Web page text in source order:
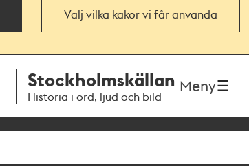
Välj vilka kakor vi får använda
Stockholmskällan
Historia i ord, ljud och bild
Meny